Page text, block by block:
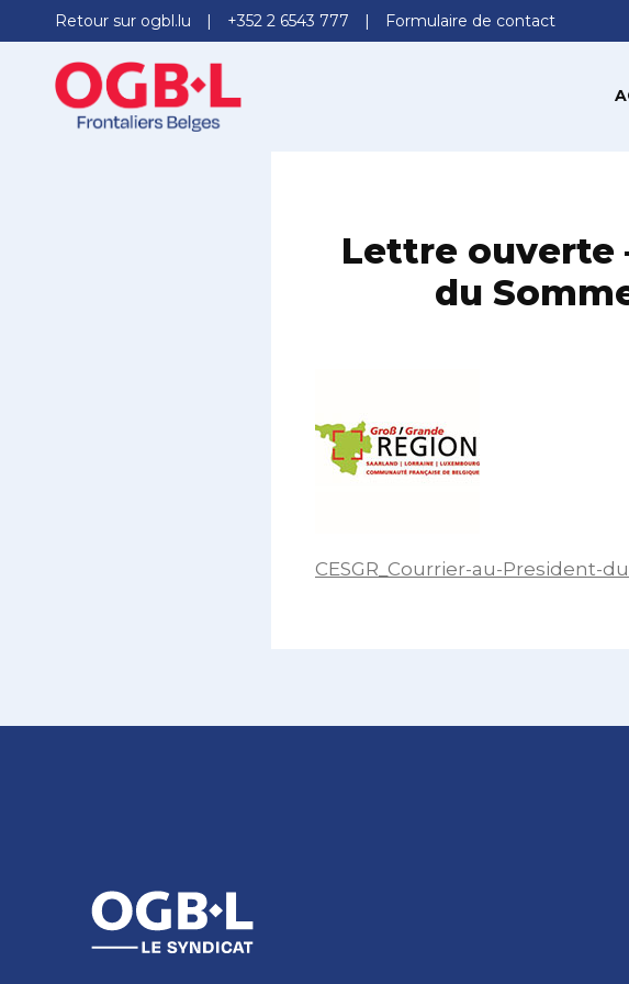
Retour sur ogbl.lu +352 2 6543 777 Formulaire de contact
Lettre ouverte
du
CESGR_Courrier-au-President-